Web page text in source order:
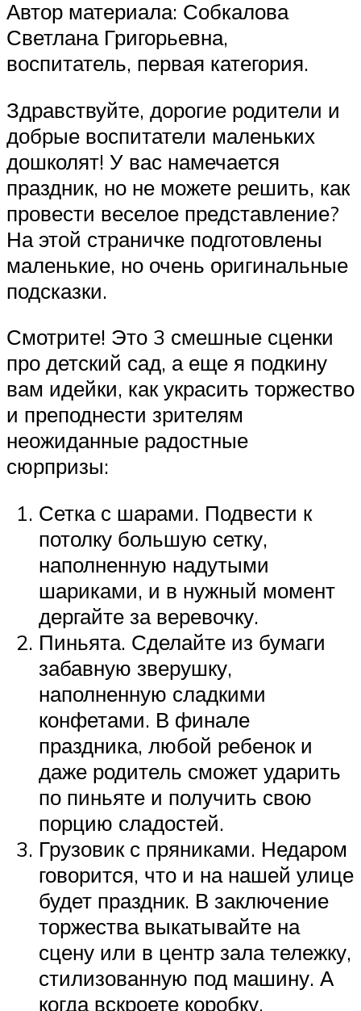
Автор материала: Собкалова
Светлана Григорьевна,
воспитатель, первая категория.
Здравствуйте, дорогие родители и
добрые воспитатели маленьких
дошколят! У вас намечается
праздник, но не можете решить, как
провести веселое представление?
На этой страничке подготовлены
маленькие, но очень оригинальные
подсказки.
Смотрите! Это 3 смешные сценки
про детский сад, а еще я подкину
вам идейки, как украсить торжество
и преподнести зрителям
неожиданные радостные
сюрпризы:
Сетка с шарами. Подвести к
потолку большую сетку,
наполненную надутыми
шариками, и в нужный момент
дергайте за веревочку.
Пиньята. Сделайте из бумаги
забавную зверушку,
наполненную сладкими
конфетами. В финале
праздника, любой ребенок и
даже родитель сможет ударить
по пиньяте и получить свою
порцию сладостей.
Грузовик с пряниками. Недаром
говорится, что и на нашей улице
будет праздник. В заключение
торжества выкатывайте на
сцену или в центр зала тележку,
стилизованную под машину. А
когда вскроете коробку,